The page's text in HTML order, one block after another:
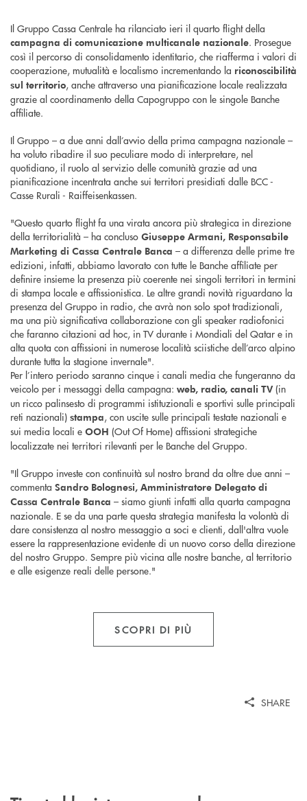
Il Gruppo Cassa Centrale ha rilanciato ieri il quarto flight della
campagna di comunicazione multicanale nazionale. Prosegue
così il percorso di consolidamento identitario, che riafferma i valori di
cooperazione, mutualità e localismo incrementando la riconoscibilità
sul territorio, anche attraverso una pianificazione locale realizzata
grazie al coordinamento della Capogruppo con le singole Banche
affiliate.
Il Gruppo – a due anni dall’avvio della prima campagna nazionale –
ha voluto ribadire il suo peculiare modo di interpretare, nel
quotidiano, il ruolo al servizio delle comunità grazie ad una
pianificazione incentrata anche sui territori presidiati dalle BCC -
Casse Rurali - Raiffeisenkassen.
"Questo quarto flight fa una virata ancora più strategica in direzione
della territorialità – ha concluso Giuseppe Armani, Responsabile
Marketing di Cassa Centrale Banca – a differenza delle prime tre
edizioni, infatti, abbiamo lavorato con tutte le Banche affiliate per
definire insieme la presenza più coerente nei singoli territori in termini
di stampa locale e affissionistica. Le altre grandi novità riguardano la
presenza del Gruppo in radio, che avrà non solo spot tradizionali,
ma una più significativa collaborazione con gli speaker radiofonici
che faranno citazioni ad hoc, in TV durante i Mondiali del Qatar e in
alta quota con affissioni in numerose località sciistiche dell’arco alpino
durante tutta la stagione invernale".
Per l’intero periodo saranno cinque i canali media che fungeranno da
veicolo per i messaggi della campagna: web, radio, canali TV(in
un ricco palinsesto di programmi istituzionali e sportivi sulle principali
reti nazionali) stampa, con uscite sulle principali testate nazionali e
sui media locali e OOH (Out Of Home) affissioni strategiche
localizzate nei territori rilevanti per le Banche del Gruppo.
"Il Gruppo investe con continuità sul nostro brand da oltre due anni –
commenta Sandro Bolognesi, Amministratore Delegato di
Cassa Centrale Banca – siamo giunti infatti alla quarta campagna
nazionale. E se da una parte questa strategia manifesta la volontà di
dare consistenza al nostro messaggio a soci e clienti, dall'altra vuole
essere la rappresentazione evidente di un nuovo corso della direzione
del nostro Gruppo. Sempre più vicina alle nostre banche, al territorio
e alle esigenze reali delle persone."
SCOPRI DI PIÙ
SHARE